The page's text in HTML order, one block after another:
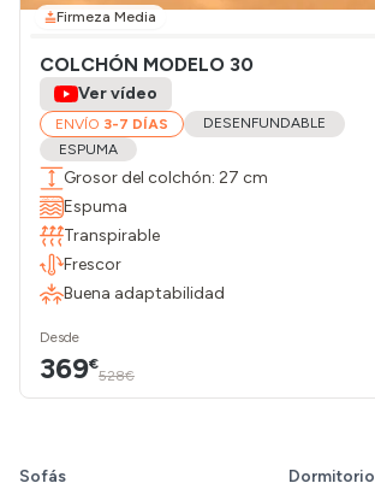
Firmeza Media
COLCHÓN MODELO 30
Ver vídeo
ENVÍO 3-7 DÍAS
DESENFUNDABLE
ESPUMA
Grosor del colchón: 27 cm
Espuma
Transpirable
Frescor
Buena adaptabilidad
Desde
369€
528€
Sofás
Dormitorio